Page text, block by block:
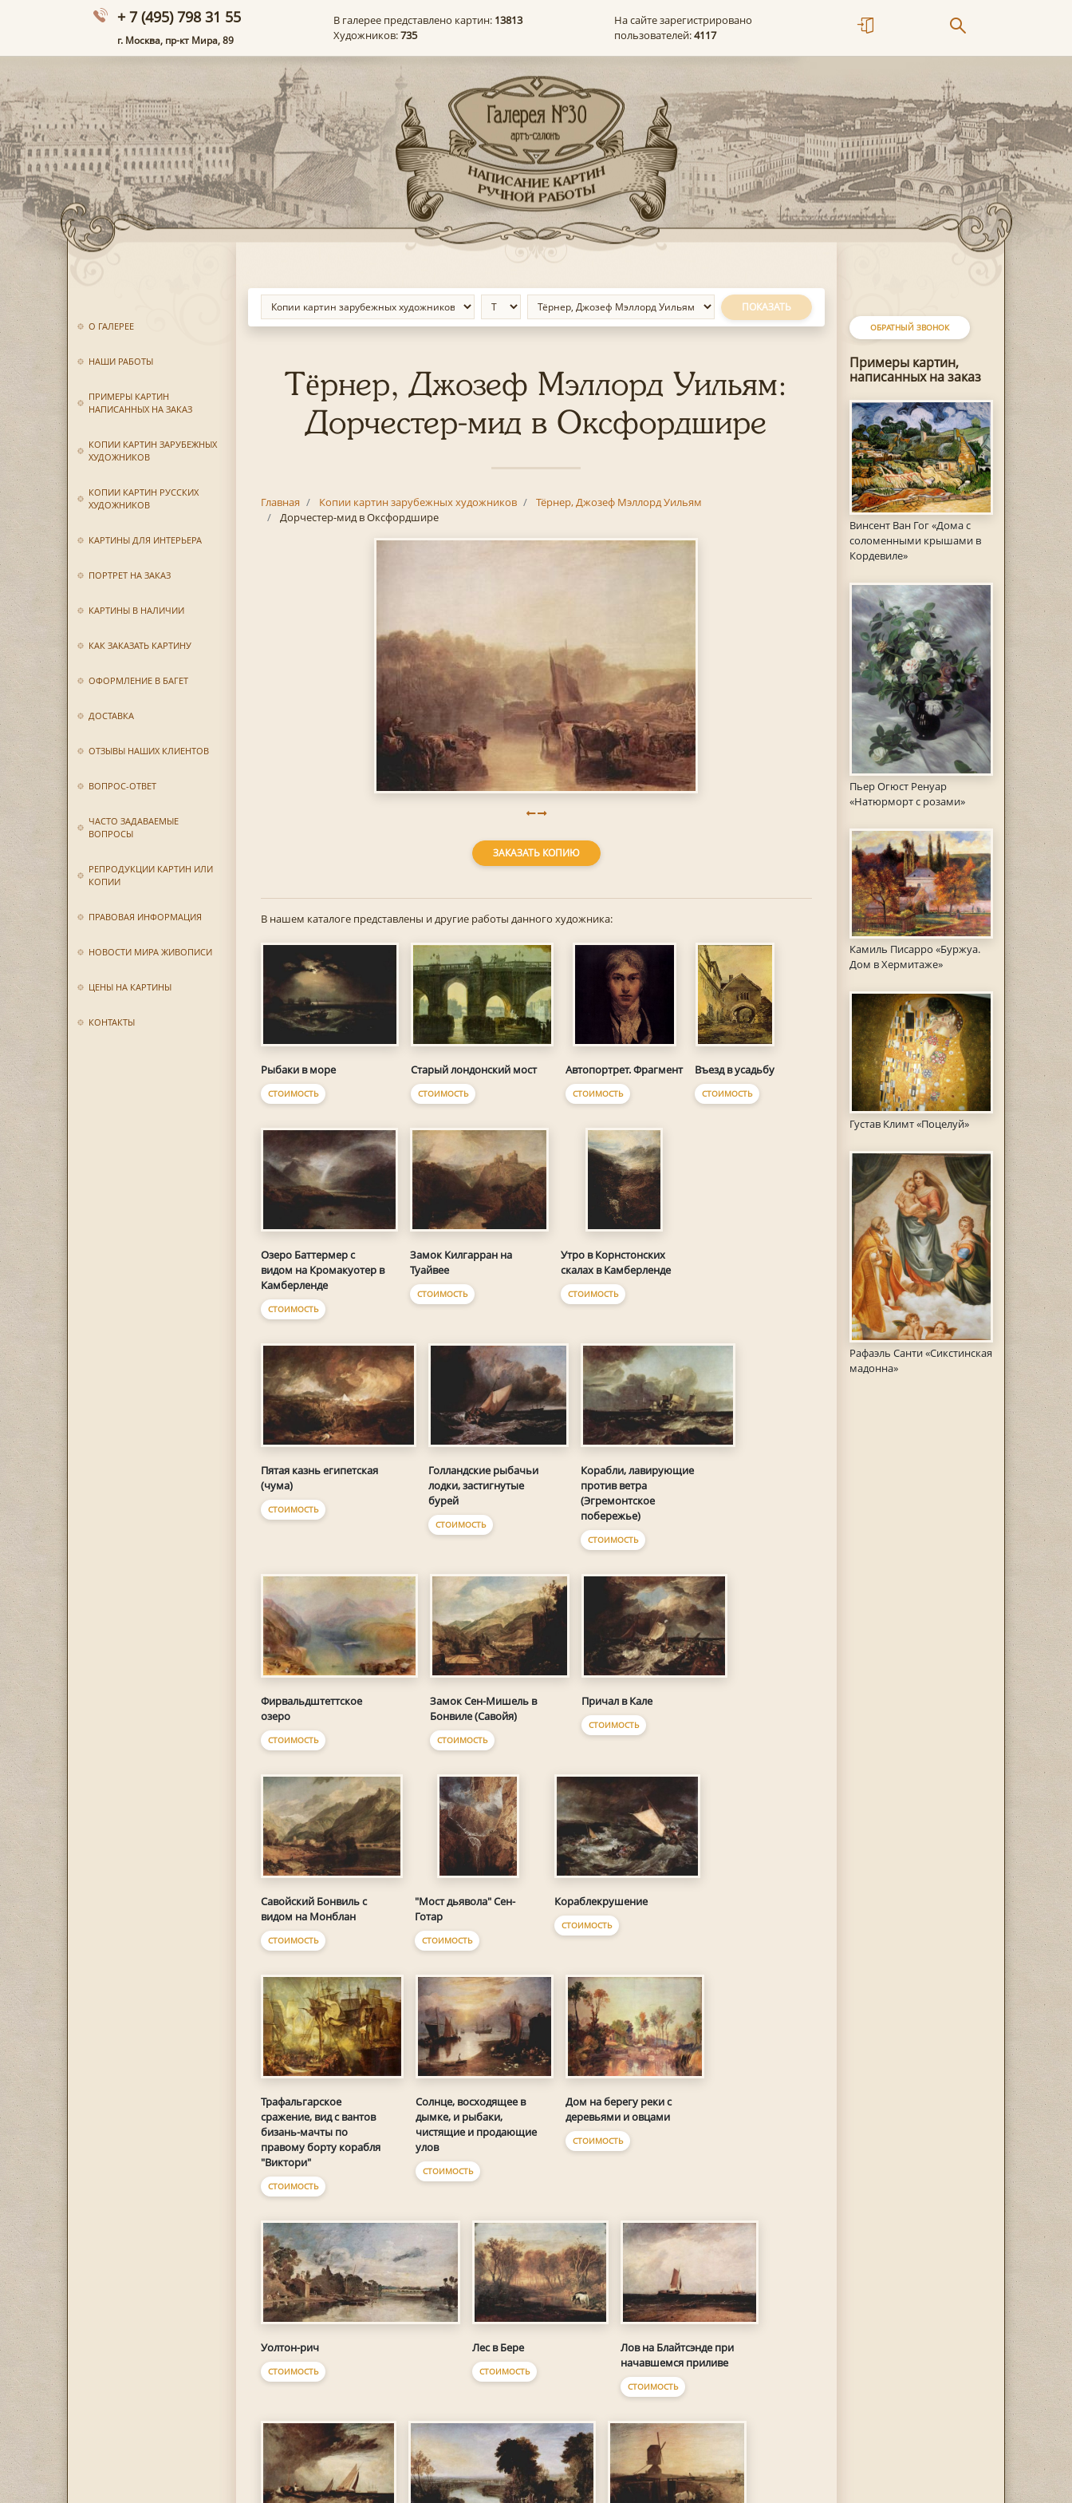
+ 7 (495) 798 31 55
г. Москва, пр-кт Мира, 89
В галерее представлено картин: 13813
Художников:735
На сайте зарегистрировано
пользователей:4117
О ГАЛЕРЕЕ
НАШИ РАБОТЫ
ПРИМЕРЫ КАРТИН
НАПИСАННЫХ НА ЗАКАЗ
КОПИИ КАРТИН ЗАРУБЕЖНЫХ
ХУДОЖНИКОВ
КОПИИ КАРТИН РУССКИХ
ХУДОЖНИКОВ
КАРТИНЫ ДЛЯ ИНТЕРЬЕРА
ПОРТРЕТ НА ЗАКАЗ
КАРТИНЫ В НАЛИЧИИ
КАК ЗАКАЗАТЬ КАРТИНУ
ОФОРМЛЕНИЕ В БАГЕТ
ДОСТАВКА
ОТЗЫВЫ НАШИХ КЛИЕНТОВ
ВОПРОС-ОТВЕТ
ЧАСТО ЗАДАВАЕМЫЕ
ВОПРОСЫ
РЕПРОДУКЦИИ КАРТИН ИЛИ
КОПИИ
ПРАВОВАЯ ИНФОРМАЦИЯ
НОВОСТИ МИРА ЖИВОПИСИ
ЦЕНЫ НА КАРТИНЫ
КОНТАКТЫ
ОБРАТНЫЙ ЗВОНОК
Примеры картин,
написанных на заказ
Винсент Ван Гог «Дома с
соломенными крышами в
Кордевиле»
Пьер Огюст Ренуар
«Натюрморт с розами»
Камиль Писарро «Буржуа.
Дом в Хермитаже»
Густав Климт «Поцелуй»
Рафаэль Санти «Сикстинская
мадонна»
ПОКАЗАТЬ
Тёрнер, Джозеф Мэллорд Уильям:
Дорчестер-мид в Оксфордшире
Главная Копии картин зарубежных художников
Тёрнер, Джозеф Мэллорд Уильям
Дорчестер-мид в Оксфордшире
ЗАКАЗАТЬ КОПИЮ
В нашем каталоге представлены и другие работы данного художника:
Рыбаки в море
СТОИМОСТЬ
Старый лондонский мост
СТОИМОСТЬ
Автопортрет. Фрагмент
СТОИМОСТЬ
Въезд в усадьбу
СТОИМОСТЬ
Озеро Баттермер с
видом на Кромакуотер в
Камберленде
СТОИМОСТЬ
Замок Килгарран на
Туайвее
СТОИМОСТЬ
Утро в Корнстонских
скалах в Камберленде
СТОИМОСТЬ
Пятая казнь египетская
(чума)
СТОИМОСТЬ
Голландские рыбачьи
лодки, застигнутые
бурей
СТОИМОСТЬ
Корабли, лавирующие
против ветра
(Эгремонтское
побережье)
СТОИМОСТЬ
Фирвальдштеттское
озеро
СТОИМОСТЬ
Замок Сен-Мишель в
Бонвиле (Савойя)
СТОИМОСТЬ
Причал в Кале
СТОИМОСТЬ
Савойский Бонвиль с
видом на Монблан
СТОИМОСТЬ
"Мост дьявола" Сен-
Готар
СТОИМОСТЬ
Кораблекрушение
СТОИМОСТЬ
Трафальгарское
сражение, вид с вантов
бизань-мачты по
правому борту корабля
"Виктори"
СТОИМОСТЬ
Солнце, восходящее в
дымке, и рыбаки,
чистящие и продающие
улов
СТОИМОСТЬ
Дом на берегу реки с
деревьями и овцами
СТОИМОСТЬ
Уолтон-рич
СТОИМОСТЬ
Лес в Бере
СТОИМОСТЬ
Лов на Блайтсэнде при
начавшемся приливе
СТОИМОСТЬ